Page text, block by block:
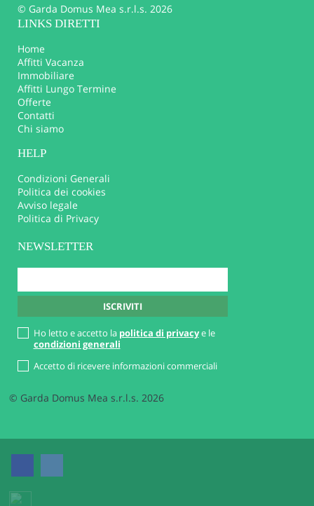
© Garda Domus Mea s.r.l.s. 2026
LINKS DIRETTI
Home
Affitti Vacanza
Immobiliare
Affitti Lungo Termine
Offerte
Contatti
Chi siamo
HELP
Condizioni Generali
Politica dei cookies
Avviso legale
Politica di Privacy
NEWSLETTER
Ho letto e accetto la politica di privacye le
condizioni generali
Accetto di ricevere informazioni commerciali
© Garda Domus Mea s.r.l.s. 2026